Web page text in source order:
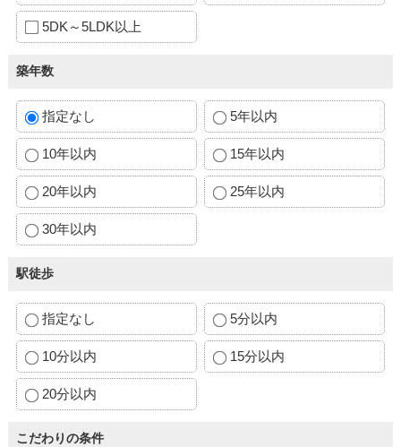
5DK～5LDK以上
築年数
指定なし 5年以内
10年以内 15年以内
20年以内 25年以内
30年以内
駅徒歩
指定なし 5分以内
10分以内 15分以内
20分以内
こだわりの条件